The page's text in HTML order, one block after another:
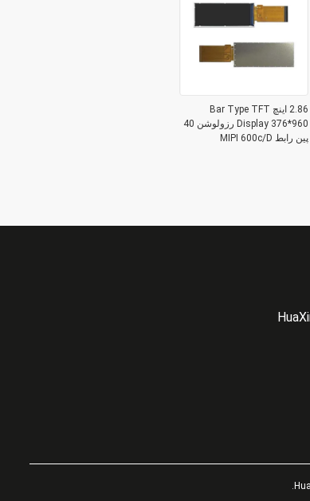
2.86 اینچ Bar Type TFT
Display 376*960 رزولوشن 40
پین رابط MIPI 600c/D